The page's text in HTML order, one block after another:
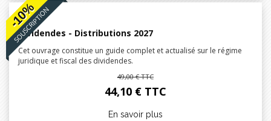
SOUSCRIPTION
-10%
Dividendes - Distributions 2027
Cet ouvrage constitue un guide complet et actualisé sur le régime
juridique et fiscal des dividendes.
49,00 € TTC
44,10 € TTC
En savoir plus